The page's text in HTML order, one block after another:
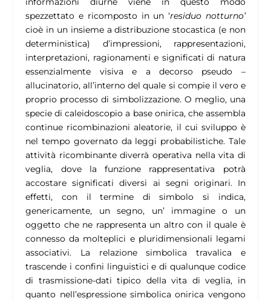
spezzettato e ricomposto in un ‘residuo notturno’
cioè in un insieme a distribuzione stocastica (e non
deterministica) d’impressioni, rappresentazioni,
interpretazioni, ragionamenti e significati di natura
essenzialmente visiva e a decorso pseudo –
allucinatorio, all’interno del quale si compie il vero e
proprio processo di simbolizzazione. O meglio, una
specie di caleidoscopio a base onirica, che assembla
continue ricombinazioni aleatorie, il cui sviluppo è
nel tempo governato da leggi probabilistiche. Tale
attività ricombinante diverrà operativa nella vita di
veglia, dove la funzione rappresentativa potrà
accostare significati diversi ai segni originari. In
effetti, con il termine di simbolo si indica,
genericamente, un segno, un’ immagine o un
oggetto che ne rappresenta un altro con il quale è
connesso da molteplici e pluridimensionali legami
associativi. La relazione simbolica travalica e
trascende i confini linguistici e di qualunque codice
di trasmissione-dati tipico della vita di veglia, in
quanto nell’espressione simbolica onirica vengono